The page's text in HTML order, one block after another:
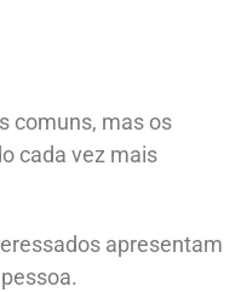
comuns, mas os
cada vez mais
​​apresentam